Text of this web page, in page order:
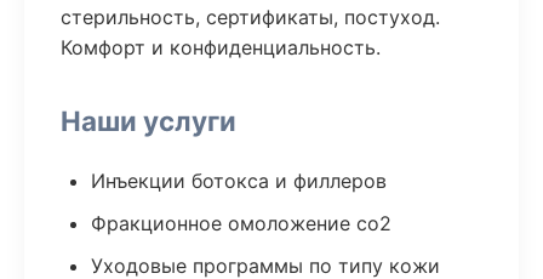
стерильность, сертификаты, постуход.
Комфорт и конфиденциальность.
Наши услуги
Инъекции ботокса и филлеров
Фракционное омоложение co2
Уходовые программы по типу кожи